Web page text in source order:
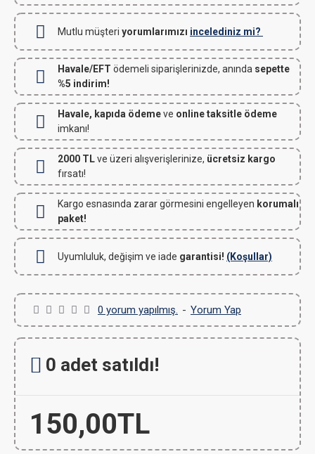
Mutlu müşteri yorumlarımızı incelediniz mi?
Havale/EFT ödemeli siparişlerinizde, anında sepette
%5 indirim!
Havale, kapıda ödemeve online taksitle ödeme
imkanı!
2000 TLve üzeri alışverişlerinize, ücretsiz kargo
fırsatı!
Kargo esnasında zarar görmesini engelleyen korumalı
paket!
Uyumluluk, değişim ve iade garantisi! (Koşullar)
0 yorum yapılmış. - Yorum Yap
150,00TL
0 adet satıldı!